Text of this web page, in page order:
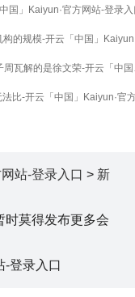
国」Kaiyun·官方网站-登录
开云「
站-登录入口 > 新
时莫得发布更多会
-登录入口